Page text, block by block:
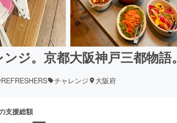
ジ。京都大阪神戸三都物語。
チャレンジ 大阪府
支援総額